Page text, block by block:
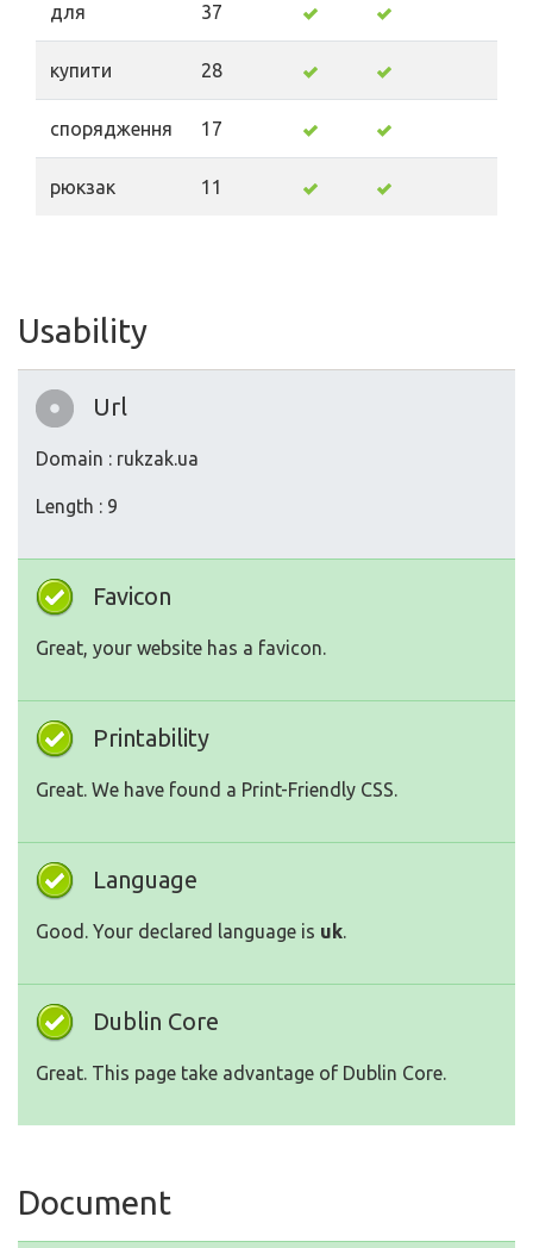
для 37
купити 28
спорядження 17
рюкзак 11
Usability
Url
Domain : rukzak.ua
Length : 9
Favicon
Great, your website has a favicon.
Printability
Great. We have found a Print-Friendly CSS.
Language
Good. Your declared language is uk.
Dublin Core
Great. This page take advantage of Dublin Core.
Document